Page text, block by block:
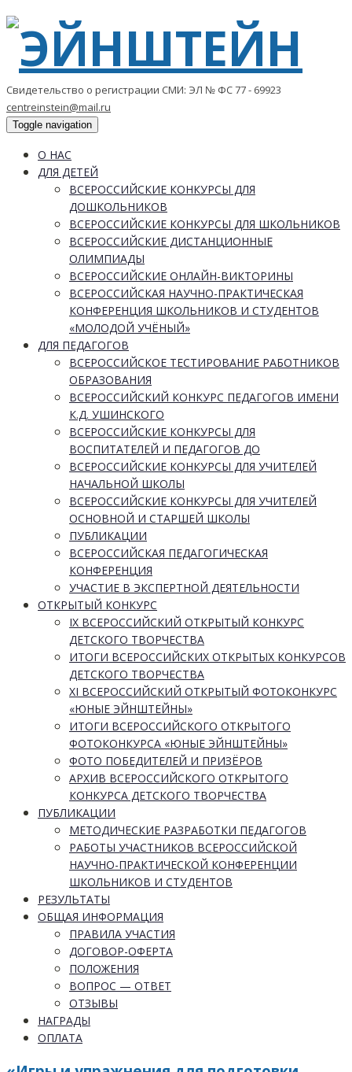
Свидетельство о регистрации СМИ: ЭЛ № ФС 77 - 69923
centreinstein@mail.ru
Toggle navigation
О НАС
ДЛЯ ДЕТЕЙ
ВСЕРОССИЙСКИЕ КОНКУРСЫ ДЛЯ
ДОШКОЛЬНИКОВ
ВСЕРОССИЙСКИЕ КОНКУРСЫ ДЛЯ ШКОЛЬНИКОВ
ВСЕРОССИЙСКИЕ ДИСТАНЦИОННЫЕ
ОЛИМПИАДЫ
ВСЕРОССИЙСКИЕ ОНЛАЙН-ВИКТОРИНЫ
ВСЕРОССИЙСКАЯ НАУЧНО-ПРАКТИЧЕСКАЯ
КОНФЕРЕНЦИЯ ШКОЛЬНИКОВ И СТУДЕНТОВ
«МОЛОДОЙ УЧЁНЫЙ»
ДЛЯ ПЕДАГОГОВ
ВСЕРОССИЙСКОЕ ТЕСТИРОВАНИЕ РАБОТНИКОВ
ОБРАЗОВАНИЯ
ВСЕРОССИЙСКИЙ КОНКУРС ПЕДАГОГОВ ИМЕНИ
К.Д. УШИНСКОГО
ВСЕРОССИЙСКИЕ КОНКУРСЫ ДЛЯ
ВОСПИТАТЕЛЕЙ И ПЕДАГОГОВ ДО
ВСЕРОССИЙСКИЕ КОНКУРСЫ ДЛЯ УЧИТЕЛЕЙ
НАЧАЛЬНОЙ ШКОЛЫ
ВСЕРОССИЙСКИЕ КОНКУРСЫ ДЛЯ УЧИТЕЛЕЙ
ОСНОВНОЙ И СТАРШЕЙ ШКОЛЫ
ПУБЛИКАЦИИ
ВСЕРОССИЙСКАЯ ПЕДАГОГИЧЕСКАЯ
КОНФЕРЕНЦИЯ
УЧАСТИЕ В ЭКСПЕРТНОЙ ДЕЯТЕЛЬНОСТИ
ОТКРЫТЫЙ КОНКУРС
IX ВСЕРОССИЙСКИЙ ОТКРЫТЫЙ КОНКУРС
ДЕТСКОГО ТВОРЧЕСТВА
ИТОГИ ВСЕРОССИЙСКИХ ОТКРЫТЫХ КОНКУРСОВ
ДЕТСКОГО ТВОРЧЕСТВА
XI ВСЕРОССИЙСКИЙ ОТКРЫТЫЙ ФОТОКОНКУРС
«ЮНЫЕ ЭЙНШТЕЙНЫ»
ИТОГИ ВСЕРОССИЙСКОГО ОТКРЫТОГО
ФОТОКОНКУРСА «ЮНЫЕ ЭЙНШТЕЙНЫ»
ФОТО ПОБЕДИТЕЛЕЙ И ПРИЗЁРОВ
АРХИВ ВСЕРОССИЙСКОГО ОТКРЫТОГО
КОНКУРСА ДЕТСКОГО ТВОРЧЕСТВА
ПУБЛИКАЦИИ
МЕТОДИЧЕСКИЕ РАЗРАБОТКИ ПЕДАГОГОВ
РАБОТЫ УЧАСТНИКОВ ВСЕРОССИЙСКОЙ
НАУЧНО-ПРАКТИЧЕСКОЙ КОНФЕРЕНЦИИ
ШКОЛЬНИКОВ И СТУДЕНТОВ
РЕЗУЛЬТАТЫ
ОБЩАЯ ИНФОРМАЦИЯ
ПРАВИЛА УЧАСТИЯ
ДОГОВОР-ОФЕРТА
ПОЛОЖЕНИЯ
ВОПРОС — ОТВЕТ
ОТЗЫВЫ
НАГРАДЫ
ОПЛАТА